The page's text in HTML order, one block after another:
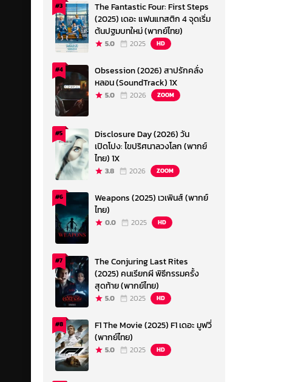
#3
The Fantastic Four: First Steps
(2025) เดอะ แฟนแทสติก 4 จุดเริ่ม
ต้นปฐมบทใหม่ (พากย์ไทย)
5.0 2025 HD
#4
Obsession (2026) สาปรักคลั่ง
หลอน (SoundTrack) 1X
5.0 2026 ZOOM
#5
Disclosure Day (2026) วัน
เปิดโปง: ไขปริศนาลวงโลก (พากย์
ไทย) 1X
3.8 2026 ZOOM
#6
Weapons (2025) เวเพินส์ (พากย์
ไทย)
0.0 2025 HD
#7
The Conjuring Last Rites
(2025) คนเรียกผี พิธีกรรมครั้ง
สุดท้าย (พากย์ไทย)
5.0 2025 HD
#8
F1 The Movie (2025) F1 เดอะ มูฟวี่
(พากย์ไทย)
5.0 2025 HD